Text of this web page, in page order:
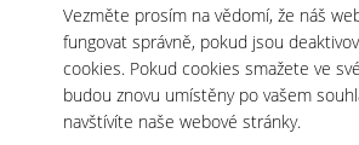
Vezměte prosím na vědomí, že náš
fungovat správně, pokud jsou
cookies. Pokud cookies smažete ve
budou znovu umístěny po vašem
navštívíte naše webové stránky.